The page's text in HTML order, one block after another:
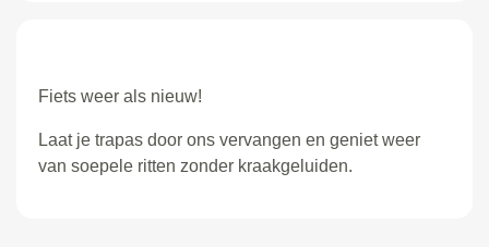
Fiets weer als nieuw!
Laat je trapas door ons vervangen en geniet weer
van soepele ritten zonder kraakgeluiden.